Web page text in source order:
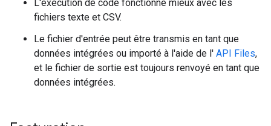
L'exécution de code fonctionne mieux avec les
fichiers texte et CSV.
Le fichier d'entrée peut être transmis en tant que
données intégrées ou importé à l'aide de l' API Files,
et le fichier de sortie est toujours renvoyé en tant que
données intégrées.